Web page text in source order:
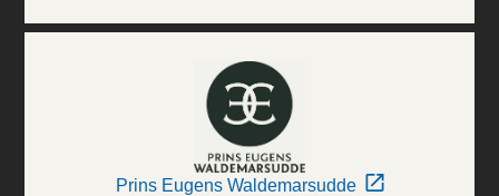
Prins Eugens Waldemarsudde